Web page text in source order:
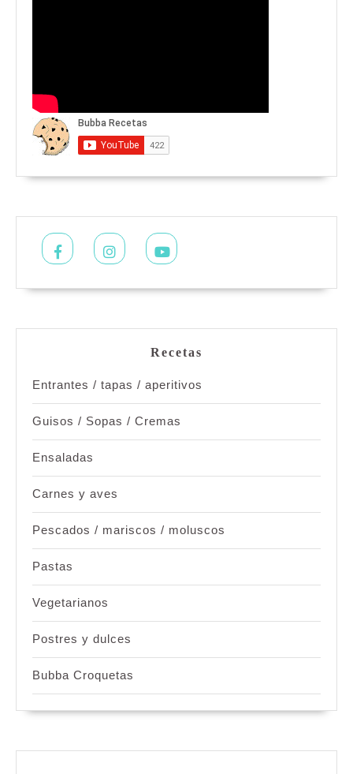
Facebook Instagram
Recetas
Entrantes / tapas / aperitivos
Guisos / Sopas / Cremas
Ensaladas
Carnes y aves
Pescados / mariscos / moluscos
Pastas
Vegetarianos
Postres y dulces
Bubba Croquetas